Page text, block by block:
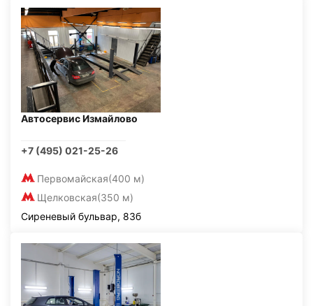
Автосервис Измайлово
+7 (495) 021-25-26
Первомайская(400 м)
Щелковская(350 м)
Сиреневый бульвар, 83б